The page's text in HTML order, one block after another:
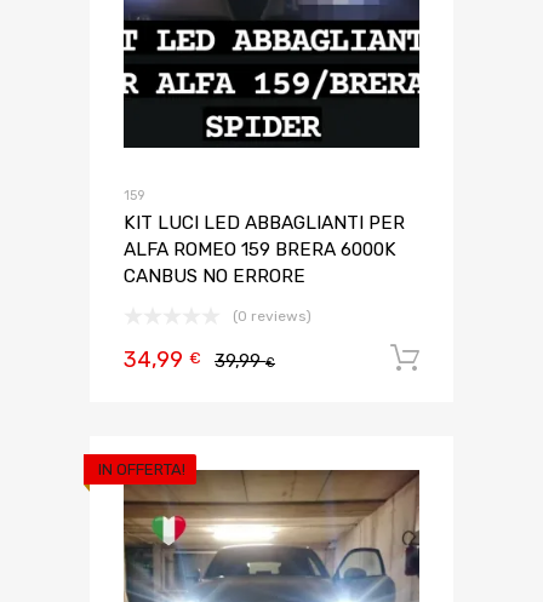
159
KIT LUCI LED ABBAGLIANTI PER
ALFA ROMEO 159 BRERA 6000K
CANBUS NO ERRORE
(0 reviews)
39,99€
34,99 €
IN OFFERTA!